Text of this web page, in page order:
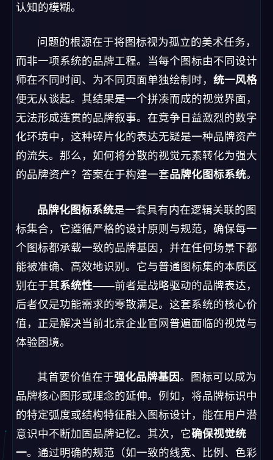
认知的模糊。
问题的根源在于将图标视为孤立的美术任务，
而非一项系统的品牌工程。当每个图标由不同设计
师在不同时间、为不同页面单独绘制时， 统一风格
便无从谈起。其结果是一个拼凑而成的视觉界面，
无法形成连贯的品牌叙事。在竞争日益激烈的数字
化环境中，这种碎片化的表达无疑是一种品牌资产
的流失。那么，如何将分散的视觉元素转化为强大
的品牌资产？答案在于构建一套品牌化图标系统。
品牌化图标系统是一套具有内在逻辑关联的图
标集合，它遵循严格的设计原则与规范，确保每一
个图标都承载一致的品牌基因，并在任何场景下都
能被准确、高效地识别。它与普通图标集的本质区
别在于其系统性——前者是战略驱动的品牌表达，
后者仅是功能需求的零散满足。这套系统的核心价
值，正是解决当前北京企业官网普遍面临的视觉与
体验困境。
其首要价值在于强化品牌基因。图标可以成为
品牌核心图形或理念的延伸。例如，将品牌标识中
的特定弧度或结构特征融入图标设计，能在用户潜
意识中不断加固品牌记忆。其次，它确保视觉统
一。通过明确的规范（如一致的线宽、比例、色彩